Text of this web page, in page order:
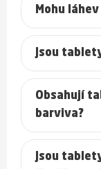
Mohu
Jsou
Obsahují
barviva?
Jsou